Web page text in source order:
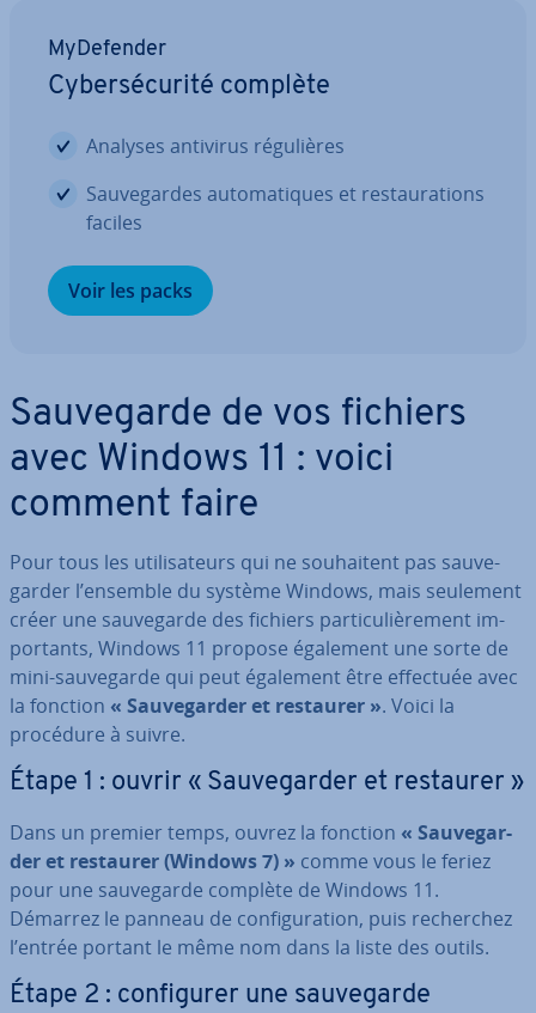
My­De­fen­der
Cy­ber­sé­cu­rité complète
Analyses antivirus ré­gu­lières
Sau­ve­gardes au­to­ma­tiques et res­tau­ra­tions
faciles
Voir les packs
Sau­ve­garde de vos fichiers
avec Windows 11 : voici
comment faire
Pour tous les uti­li­sa­teurs qui ne sou­hai­tent pas sau­ve­
gar­der l’ensemble du système Windows, mais seulement
créer une sau­ve­garde des fichiers par­ti­cu­liè­re­ment im­
por­tants, Windows 11 propose également une sorte de
mini-sau­ve­garde qui peut également être effectuée avec
la fonction « Sau­ve­gar­der et restaurer ». Voici la
procédure à suivre.
Étape 1 : ouvrir « Sau­ve­gar­der et restaurer »
Dans un premier temps, ouvrez la fonction « Sau­ve­gar­
der et restaurer (Windows 7) » comme vous le feriez
pour une sau­ve­garde complète de Windows 11.
Démarrez le panneau de con­fi­gu­ra­tion, puis re­cher­chez
l’entrée portant le même nom dans la liste des outils.
Étape 2 : con­fi­gu­rer une sau­ve­garde